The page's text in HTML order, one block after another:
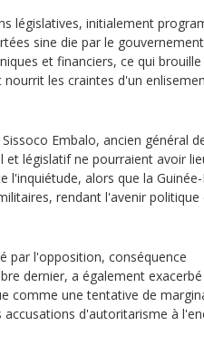
législatives, initialement
sine die par le
et financiers, ce qui brouille
les craintes d'un
Embalo, ancien général
et législatif ne pourraient avoir
l'inquiétude, alors que la
rendant l'avenir politique
par l'opposition, conséquence
dernier, a également exacerbé
comme une tentative de
d'autoritarisme à